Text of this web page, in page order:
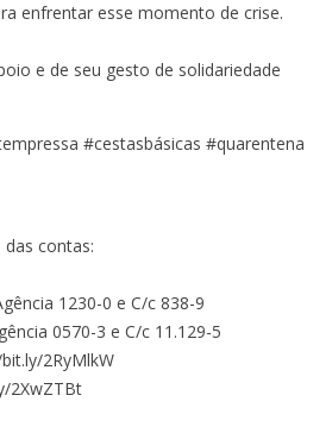
enfrentar esse momento de crise.
e de seu gesto de solidariedade
#cestasbásicas #quarentena
contas:
1230-0 e C/c 838-9
0570-3 e C/c 11.129-5
2RyMlkW
2XwZTBt